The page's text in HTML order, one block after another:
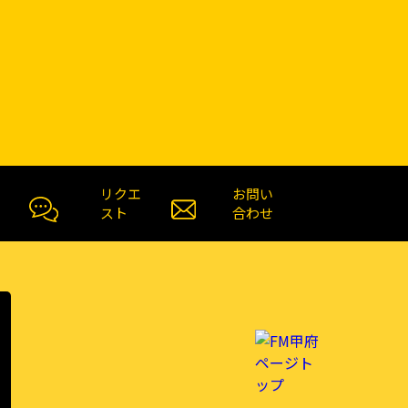
リクエ
スト
お問い
合わせ